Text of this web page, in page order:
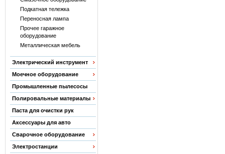
Подкатная тележка
Переносная лампа
Прочее гаражное
оборудование
Металлическая мебель
Электрический инструмент
Моечное оборудование
Промышленные пылесосы
Полировальные материалы
Паста для очистки рук
Аксессуары для авто
Сварочное оборудование
Электростанции